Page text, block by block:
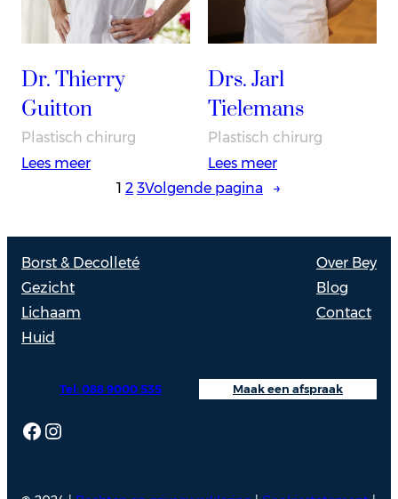
Dr. Thierry
Guitton
Plastisch chirurg
Lees meer:
Guitton
Drs. Jarl
Tielemans
Plastisch chirurg
Lees meer:
Drs.
Tielemans
1 2 3Volgende pagina →
Borst & Decolleté
Gezicht
Lichaam
Huid
Over Bey
Blog
Contact
Facebook
Instagram
Maak een afspraak
Tel: 088 9000 535